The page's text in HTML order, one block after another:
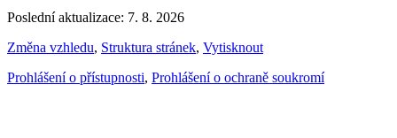
Poslední aktualizace: 7. 8. 2026
Změna vzhledu, Struktura stránek, Vytisknout
Prohlášení o přístupnosti, Prohlášení o ochraně soukromí